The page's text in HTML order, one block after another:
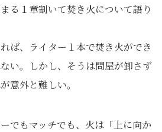
る１章割いて焚き火について語り
ば、ライター１本で焚き火ができ
い。しかし、そうは問屋が卸さず
意外と難しい。
でもマッチでも、火は「上に向か